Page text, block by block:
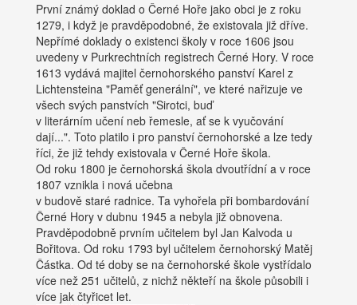
První známý doklad o Černé Hoře jako obci je z roku
1279, i když je pravděpodobné, že existovala již dříve.
Nepřímé doklady o existenci školy v roce 1606 jsou
uvedeny v Purkrechtních registrech Černé Hory. V roce
1613 vydává majitel černohorského panství Karel z
Lichtensteina "Paměť generální", ve které nařizuje ve
všech svých panstvích "Sirotci, buď
v literárním učení neb řemesle, ať se k vyučování
dají...". Toto platilo i pro panství černohorské a lze tedy
říci, že již tehdy existovala v Černé Hoře škola.
Od roku 1800 je černohorská škola dvoutřídní a v roce
1807 vznikla i nová učebna
v budově staré radnice. Ta vyhořela při bombardování
Černé Hory v dubnu 1945 a nebyla již obnovena.
Pravděpodobně prvním učitelem byl Jan Kalvoda u
Bořitova. Od roku 1793 byl učitelem černohorský Matěj
Částka. Od té doby se na černohorské škole vystřídalo
více než 251 učitelů, z nichž někteří na škole působili i
více jak čtyřicet let.